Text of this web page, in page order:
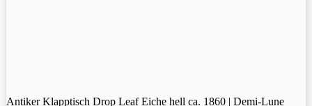
Antiker Klapptisch Drop Leaf Eiche hell ca. 1860 | Demi-Lune